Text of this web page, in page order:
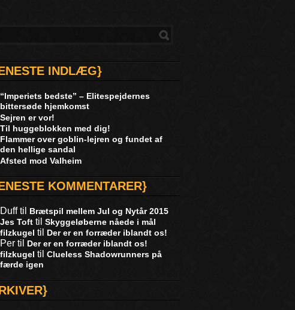
INDLÆG}
“Imperiets bedste” – Elitespejdernes
bittersøde hjemkomst
Sejren er vor!
Til huggeblokken med dig!
Flammer over goblin-lejren og fundet af
den hellige sandal
Afsted mod Valheim
KOMMENTARER}
Dufftil Brætspil mellem Jul og Nytår 2015
Jes Toft til Skyggeløberne nåede i mål
filzkugel til Der er en forræder iblandt os!
Per til Der er en forræder iblandt os!
filzkugel til Clueless Shadowrunners på
færde igen